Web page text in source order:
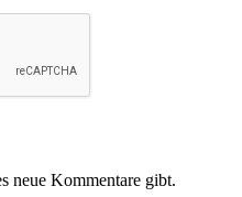
neue Kommentare gibt.